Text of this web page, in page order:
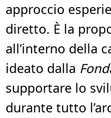
approccio
diretto. È la
all’interno della
ideato dalla
supportare lo
durante tutto